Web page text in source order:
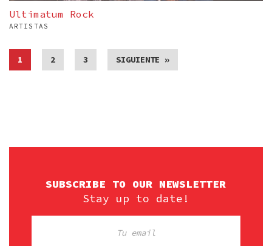
Ultimatum Rock
ARTISTAS
1 2 3 SIGUIENTE »
SUBSCRIBE TO OUR NEWSLETTER
Stay up to date!